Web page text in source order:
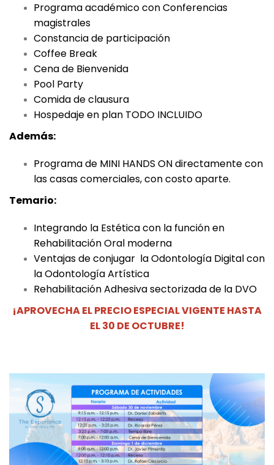
Programa académico con Conferencias
magistrales
Constancia de participación
Coffee Break
Cena de Bienvenida
Pool Party
Comida de clausura
Hospedaje en plan TODO INCLUIDO
Además:
Programa de MINI HANDS ON directamente con
las casas comerciales, con costo aparte.
Temario:
Integrando la Estética con la función en
Rehabilitación Oral moderna
Ventajas de conjugar la Odontología Digital con
la Odontología Artística
Rehabilitación Adhesiva sectorizada de la DVO
¡APROVECHA EL PRECIO ESPECIAL VIGENTE HASTA
EL 30 DE OCTUBRE!